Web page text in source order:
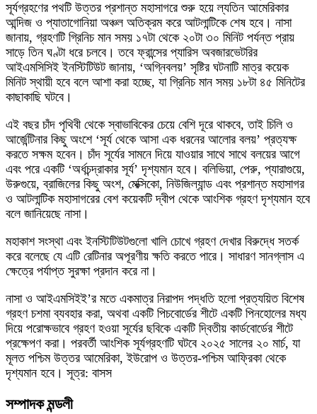
সূর্যগ্রহণের পথটি উত্তর প্রশান্ত মহাসাগরে শুরু হয়ে ল্যতিন আমেরিকার
আন্দিজ ও প্যাতাগোনিয়া অঞ্চল অতিক্রম করে আটলান্টিকে শেষ হবে। নাসা
জানায়, গ্রহণটি গ্রিনিচ মান সময় ১৭টা থেকে ২০টা ৩০ মিনিট পর্যন্ত প্রায়
সাড়ে তিন ঘণ্টা ধরে চলবে। তবে ফ্রান্সের প্যারিস অবজারভেটরির
আইএমসিসিই ইনস্টিটিউট জানায়, ‘অগ্নিবলয়’ সৃষ্টির ঘটনাটি মাত্র কয়েক
মিনিট স্থায়ী হবে বলে আশা করা হচ্ছে, যা গ্রিনিচ মান সময় ১৮টা ৪৫ মিনিটের
কাছাকাছি ঘটবে।
এই বছর চাঁদ পৃথিবী থেকে স্বাভাবিকের চেয়ে বেশি দূরে থাকবে, তাই চিলি ও
আর্জেন্টিনার কিছু অংশে ‘সূর্য থেকে আসা এক ধরনের আলোর বলয়’ প্রত্যক্ষ
করতে সক্ষম হবেন। চাঁদ সূর্যের সামনে দিয়ে যাওয়ার সাথে সাথে বলয়ের আগে
এবং পরে একটি ‘অর্ধচন্দ্রাকার সূর্য’ দৃশ্যমান হবে। বলিভিয়া, পেরু, প্যারাগুয়ে,
উরুগুয়ে, ব্রাজিলের কিছু অংশ, মেক্সিকো, নিউজিল্যান্ড এবং প্রশান্ত মহাসাগর
ও আটলান্টিক মহাসাগরের বেশ কয়েকটি দ্বীপ থেকে আংশিক গ্রহণ দৃশ্যমান হবে
বলে জানিয়েছে নাসা।
মহাকাশ সংস্থা এবং ইনস্টিটিউটগুলো খালি চোখে গ্রহণ দেখার বিরুদ্ধে সতর্ক
করে বলেছে যে এটি রেটিনার অপূরণীয় ক্ষতি করতে পারে। সাধারণ সানগ্লাস এ
ক্ষেত্রে পর্যাপ্ত সুরক্ষা প্রদান করে না।
নাসা ও আইএমসিইই’র মতে একমাত্র নিরাপদ পদ্ধতি হলো প্রত্যয়িত বিশেষ
গ্রহণ চশমা ব্যবহার করা, অথবা একটি পিচবোর্ডের শীটে একটি পিনহোলের মধ্য
দিয়ে পরোক্ষভাবে গ্রহণ হওয়া সূর্যের ছবিকে একটি দ্বিতীয় কার্ডবোর্ডের শীটে
প্রক্ষেপণ করা। পরবর্তী আংশিক সূর্যগ্রহণটি ঘটবে ২০২৫ সালের ২০ মার্চ, যা
মূলত পশ্চিম উত্তর আমেরিকা, ইউরোপ ও উত্তর-পশ্চিম আফ্রিকা থেকে
দৃশ্যমান হবে। সূত্র: বাসস
সম্পাদক মন্ডলী